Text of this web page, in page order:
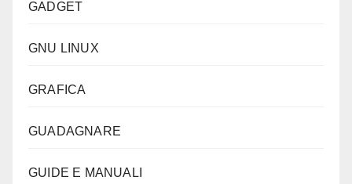
GADGET
GNU LINUX
GRAFICA
GUADAGNARE
GUIDE E MANUALI